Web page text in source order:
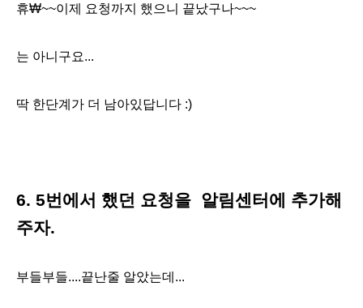
휴₩~~이제 요청까지 했으니 끝났구나~~~
는 아니구요...
딱 한단계가 더 남아있답니다 :)
6. 5번에서 했던 요청을 알림센터에 추가해
주자.
부들부들....끝난줄 알았는데...